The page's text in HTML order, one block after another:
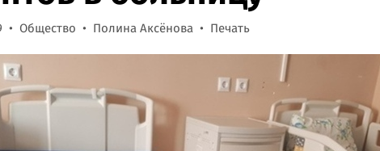
Общество Полина Аксёнова Печать